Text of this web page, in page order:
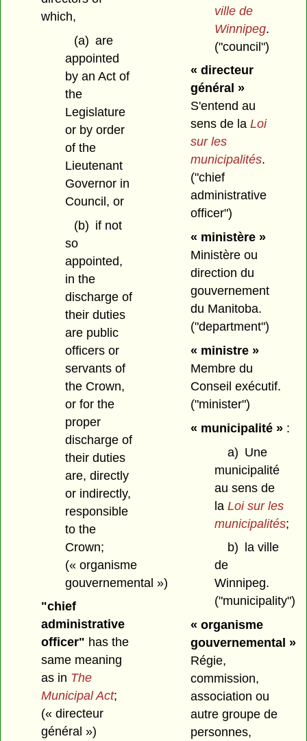
which,
(a) are
appointed
by an Act of
the
Legislature
or by order
of the
Lieutenant
Governor in
Council, or
(b) if not
so
appointed,
in the
discharge of
their duties
are public
officers or
servants of
the Crown,
or for the
proper
discharge of
their duties
are, directly
or indirectly,
responsible
to the
Crown;
(« organisme
gouvernemental »)
"chief
administrative
officer" has the
same meaning
as in The
Municipal Act;
(« directeur
général »)
ville de
Winnipeg.
("council")
« directeur
général »
S'entend au
sens de la Loi
sur les
municipalités.
("chief
administrative
officer")
« ministère »
Ministère ou
direction du
gouvernement
du Manitoba.
("department")
« ministre »
Membre du
Conseil exécutif.
("minister")
« municipalité »:
a) Une
municipalité
au sens de
la Loi sur les
municipalités;
b)
la ville
de
Winnipeg.
("municipality")
« organisme
gouvernemental »
Régie,
commission,
association ou
autre groupe de
personnes,